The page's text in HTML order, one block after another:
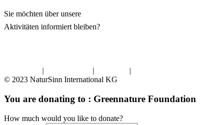
Sie möchten über unsere
Aktivitäten informiert bleiben?
| | |
© 2023 NaturSinn International KG
You are donating to : Greennature Foundation
How much would you like to donate?